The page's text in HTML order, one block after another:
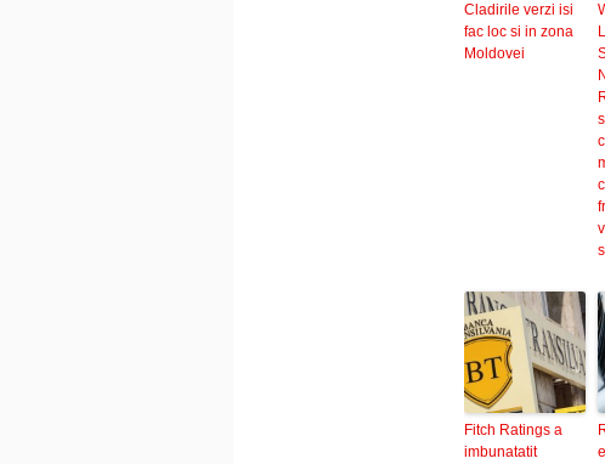
Cladirile verzi isi
fac loc si in zona
Moldovei
Fitch Ratings a
imbunatatit